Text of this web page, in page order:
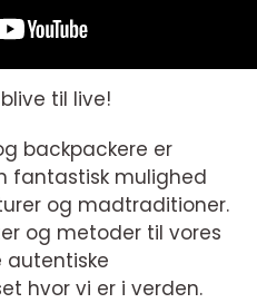
til live!
backpackere er
fantastisk mulighed
og madtraditioner.
og metoder til vores
autentiske
hvor vi er i verden.